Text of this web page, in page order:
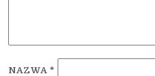
NAZWA *